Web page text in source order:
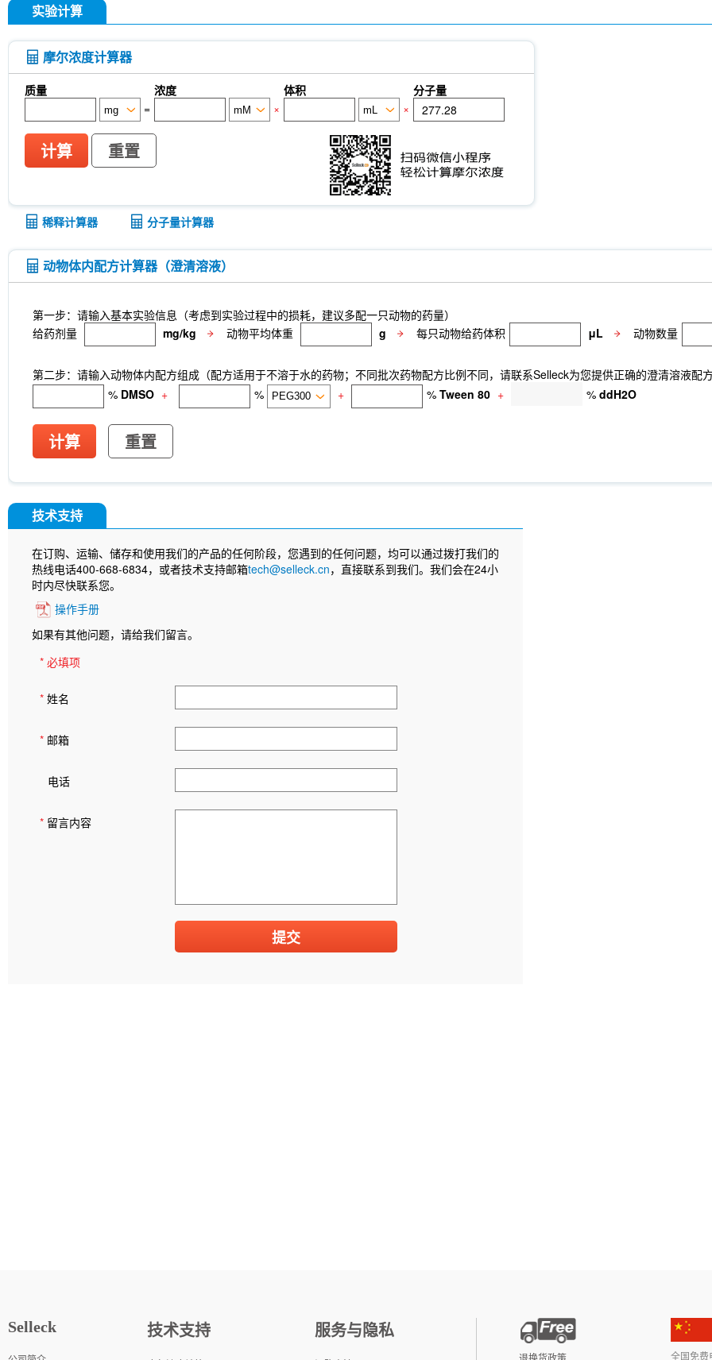
实验计算
摩尔浓度计算器
质量 浓度 体积
分子量
=
× ×
计算 重置
稀释计算器 分子量计算器
动物体内配方计算器（澄清溶液）
第一步：请输入基本实验信息（考虑到实验过程中的损耗，建议多配一只动物的药量）
给药剂量
mg/kg 动物平均体重 g 每只动物给药体积 μL 动物数量
第二步：请输入动物体内配方组成（配方适用于不溶于水的药物；不同批次药物配方比例不同，请联系Selleck为您提供正确的澄清溶液配
% DMSO + % + % Tween 80 + % ddH2O
计算 重置
技术支持
在订购、运输、储存和使用我们的产品的任何阶段，您遇到的任何问题，均可以通过拨打我们的
热线电话400-668-6834，或者技术支持邮箱tech@selleck.cn，直接联系到我们。我们会在24小
时内尽快联系您。
操作手册
如果有其他问题，请给我们留言。
* 必填项
* 姓名
* 邮箱
电话
* 留言内容
Selleck 技术支持 服务与隐私
全国免费